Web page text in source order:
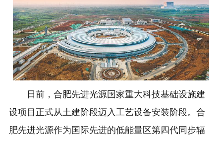
日前，合肥先进光源国家重大科技基础设施建
设项目正式从土建阶段迈入工艺设备安装阶段。合
肥先进光源作为国际先进的低能量区第四代同步辐